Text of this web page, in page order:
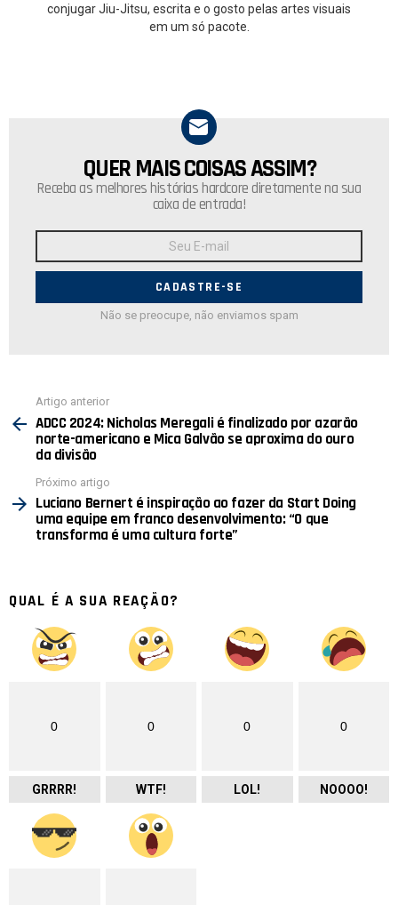
conjugar Jiu-Jitsu, escrita e o gosto pelas artes visuais
em um só pacote.
NEWSLETTER
QUER MAIS COISAS ASSIM?
Receba as melhores histórias hardcore diretamente na sua
caixa de entrada!
E-
Não se preocupe, não enviamos spam
mais
Artigo anterior
ADCC 2024: Nicholas Meregali é finalizado por azarão
norte-americano e Mica Galvão se aproxima do ouro
da divisão
Próximo artigo
Luciano Bernert é inspiração ao fazer da Start Doing
uma equipe em franco desenvolvimento: “O que
transforma é uma cultura forte”
QUAL É A SUA REAÇÃO?
0
GRRRR!
0
WTF!
0
LOL!
0
NOOOO!